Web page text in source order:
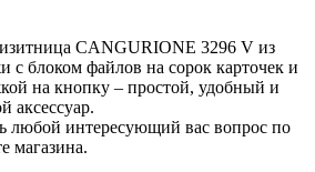
CANGURIONE 3296 V из
с блоком файлов на сорок карточек и
на кнопку – простой, удобный и
аксессуар.
любой интересующий вас вопрос по
магазина.